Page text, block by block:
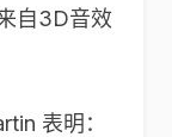
自3D音效
表明：